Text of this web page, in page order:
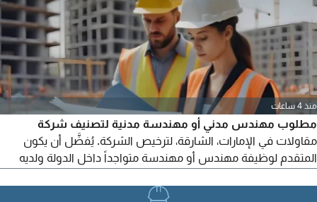
منذ 4 ساعات
مطلوب مهندس مدني أو مهندسة مدنية لتصنيف شركة
مقاولات في الإمارات، الشارقة، لترخيص الشركة. يُفضَّل أن يكون
المتقدم لوظيفة مهندس أو مهندسة متواجداً داخل الدولة ولديه
مسبقاً، أو يمكن ترخيصه للعمل كمهندس مدني في الشركة. للتواصل